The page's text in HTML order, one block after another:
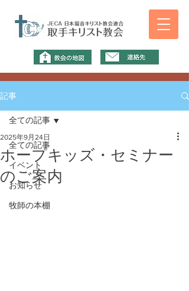
記事
全ての記事
イベント
お知らせ
牧師の本棚
全ての記事
ホープキッズ・セミナー
のご案内
2025年9月24日